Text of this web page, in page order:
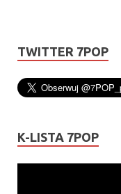
TWITTER 7POP
K-LISTA 7POP